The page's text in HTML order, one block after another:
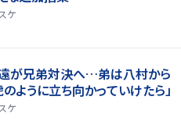
ケ
が兄弟対決へ…弟は八村から
ように立ち向かっていけたら」
ケ